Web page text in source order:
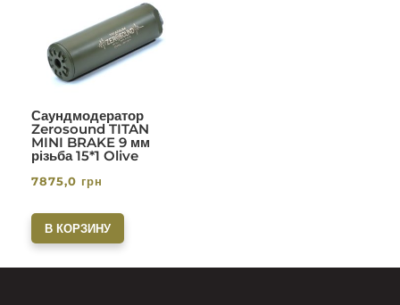
Саундмодератор
Zerosound TITAN
MINI BRAKE 9 мм
різьба 15*1 Olive
7875,0 грн
В КОРЗИНУ